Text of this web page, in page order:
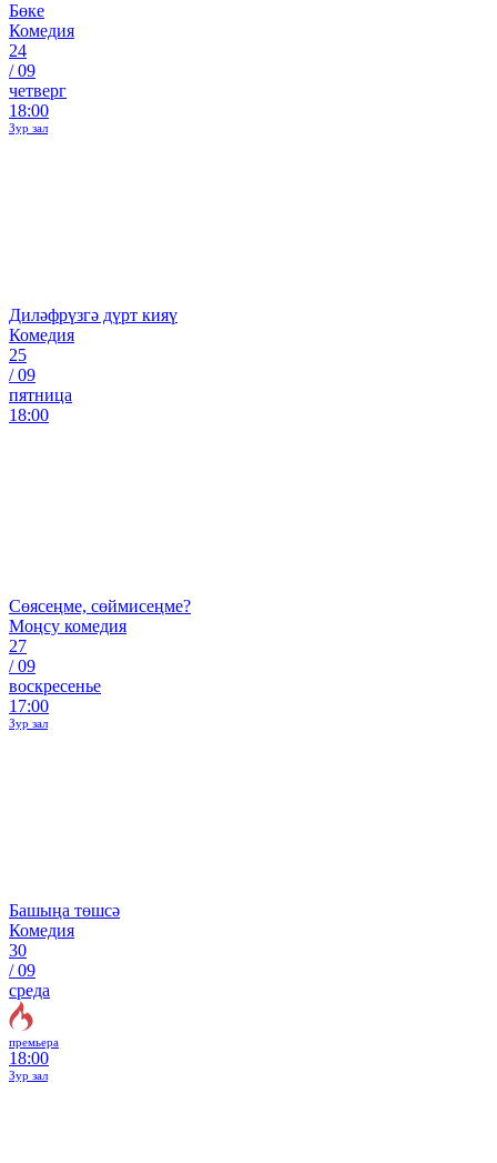
Бөке
Комедия
24
/09
четверг
18:00
Зур зал
Диләфрүзгә дүрт кияү
Комедия
25
/09
пятница
18:00
Сөясеңме, сөймисеңме?
Моңсу комедия
27
/09
воскресенье
17:00
Зур зал
Башыңа төшсә
Комедия
30
/09
среда
премьера
18:00
Зур зал